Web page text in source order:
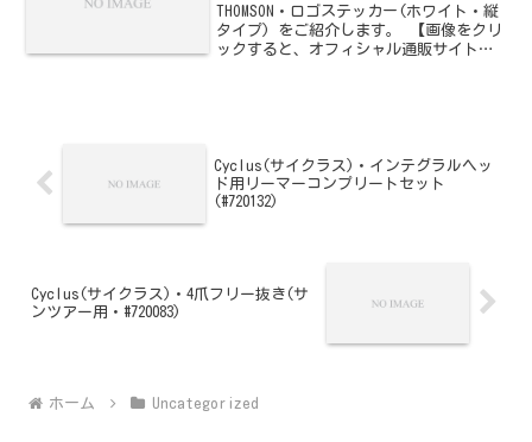
THOMSON・ロゴステッカー(ホワイト・縦
タイプ) をご紹介します。 【画像をクリ
ックすると、オフィシャル通販サイトへ
Cyclus(サイクラス)・インテグラルヘッ
ド用リーマーコンプリートセット
(#720132)
Cyclus(サイクラス)・4爪フリー抜き(サ
ンツアー用・#720083)
ホーム Uncategorized